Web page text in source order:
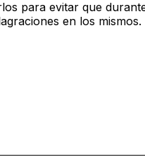
para evitar que
en los mismos.